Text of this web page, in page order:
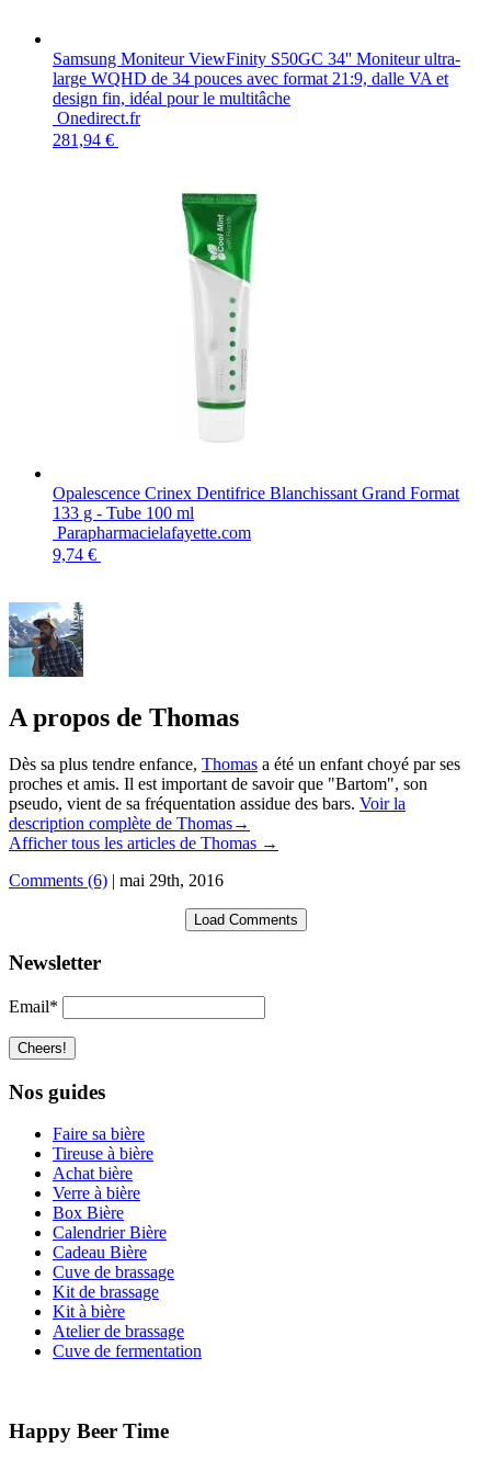
Samsung Moniteur ViewFinity S50GC 34'' Moniteur ultra-
large WQHD de 34 pouces avec format 21:9, dalle VA et
design fin, idéal pour le multitâche
Onedirect.fr
281,94 €
Opalescence Crinex Dentifrice Blanchissant Grand Format
133 g - Tube 100 ml
Parapharmacielafayette.com
9,74 €
A propos de Thomas
Dès sa plus tendre enfance, Thomas a été un enfant choyé par ses
proches et amis. Il est important de savoir que "Bartom", son
pseudo, vient de sa fréquentation assidue des bars. Voir la
description complète de Thomas→
Afficher tous les articles de Thomas →
Comments (6) | mai 29th, 2016
Load Comments
Newsletter
Email*
Nos guides
Faire sa bière
Tireuse à bière
Achat bière
Verre à bière
Box Bière
Calendrier Bière
Cadeau Bière
Cuve de brassage
Kit de brassage
Kit à bière
Atelier de brassage
Cuve de fermentation
Happy Beer Time